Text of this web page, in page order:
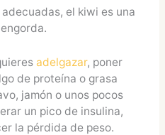
el kiwi es una
adelgazar, poner
de proteína o grasa
jamón o unos pocos
un pico de insulina,
la pérdida de peso.